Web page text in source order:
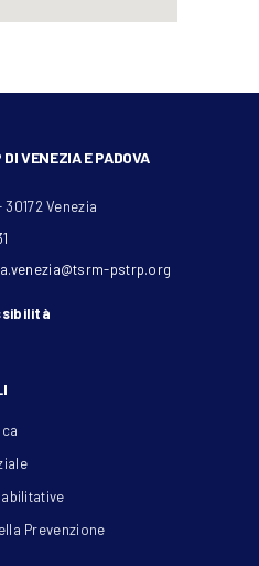
VENEZIA E PADOVA
Venezia
pstrp.org
Prevenzione